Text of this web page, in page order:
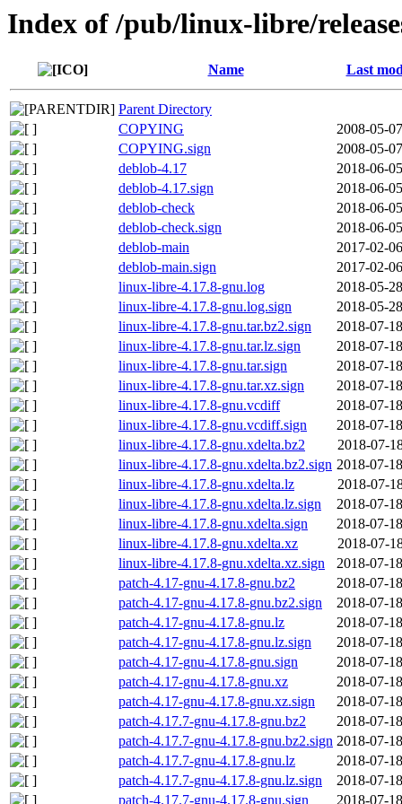
Index of /pub/linux-libre/
Name Last
Parent Directory
COPYING
2008-05-
COPYING.sign
2008-05-
deblob-4.17
2018-06-
deblob-4.17.sign
2018-06-
deblob-check
2018-06-
deblob-check.sign
2018-06-
deblob-main
2017-02-
deblob-main.sign
2017-02-
linux-libre-4.17.8-gnu.log
2018-05-
linux-libre-4.17.8-gnu.log.sign
2018-05-
linux-libre-4.17.8-gnu.tar.bz2.sign
2018-07-
linux-libre-4.17.8-gnu.tar.lz.sign
2018-07-
linux-libre-4.17.8-gnu.tar.sign
2018-07-
linux-libre-4.17.8-gnu.tar.xz.sign
2018-07-
linux-libre-4.17.8-gnu.vcdiff
2018-07-
linux-libre-4.17.8-gnu.vcdiff.sign
2018-07-
linux-libre-4.17.8-gnu.xdelta.bz2
2018-07-
linux-libre-4.17.8-gnu.xdelta.bz2.sign 2018-07-
linux-libre-4.17.8-gnu.xdelta.lz
2018-07-
linux-libre-4.17.8-gnu.xdelta.lz.sign
2018-07-
linux-libre-4.17.8-gnu.xdelta.sign
2018-07-
linux-libre-4.17.8-gnu.xdelta.xz
2018-07-
linux-libre-4.17.8-gnu.xdelta.xz.sign
2018-07-
patch-4.17-gnu-4.17.8-gnu.bz2
2018-07-
patch-4.17-gnu-4.17.8-gnu.bz2.sign
2018-07-
patch-4.17-gnu-4.17.8-gnu.lz
2018-07-
patch-4.17-gnu-4.17.8-gnu.lz.sign
2018-07-
patch-4.17-gnu-4.17.8-gnu.sign
2018-07-
patch-4.17-gnu-4.17.8-gnu.xz
2018-07-
patch-4.17-gnu-4.17.8-gnu.xz.sign
2018-07-
patch-4.17.7-gnu-4.17.8-gnu.bz2
2018-07-
patch-4.17.7-gnu-4.17.8-gnu.bz2.sign 2018-07-
patch-4.17.7-gnu-4.17.8-gnu.lz
2018-07-
patch-4.17.7-gnu-4.17.8-gnu.lz.sign
2018-07-
patch-4.17.7-gnu-4.17.8-gnu.sign
2018-07-